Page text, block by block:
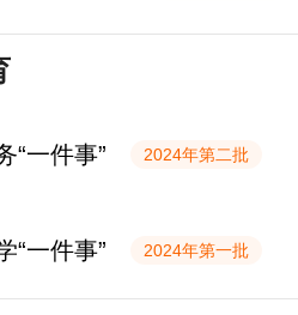
“一件事” 2024年第二批
“一件事” 2024年第一批